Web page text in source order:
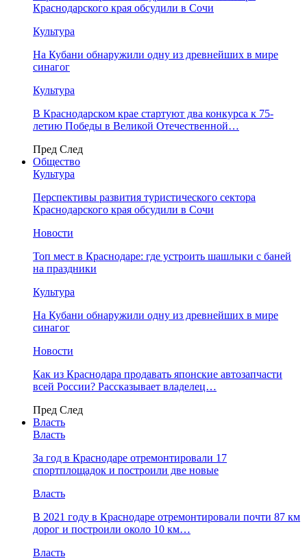
Краснодарского края обсудили в Сочи
Культура
На Кубани обнаружили одну из древнейших в мире
синагог
Культура
В Краснодарском крае стартуют два конкурса к 75-
летию Победы в Великой Отечественной…
Пред След
Общество
Культура
Перспективы развития туристического сектора
Краснодарского края обсудили в Сочи
Новости
Топ мест в Краснодаре: где устроить шашлыки с баней
на праздники
Культура
На Кубани обнаружили одну из древнейших в мире
синагог
Новости
Как из Краснодара продавать японские автозапчасти
всей России? Рассказывает владелец…
Пред След
Власть
Власть
За год в Краснодаре отремонтировали 17
спортплощадок и построили две новые
Власть
В 2021 году в Краснодаре отремонтировали почти 87 км
дорог и построили около 10 км…
Власть